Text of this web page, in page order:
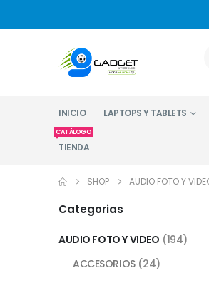
INICIO LAPTOPS Y TABLETS
TIENDA
CATÁLOGO
SHOP AUDIO FOTO Y
Categorias
AUDIO FOTO Y VIDEO (194)
ACCESORIOS (24)